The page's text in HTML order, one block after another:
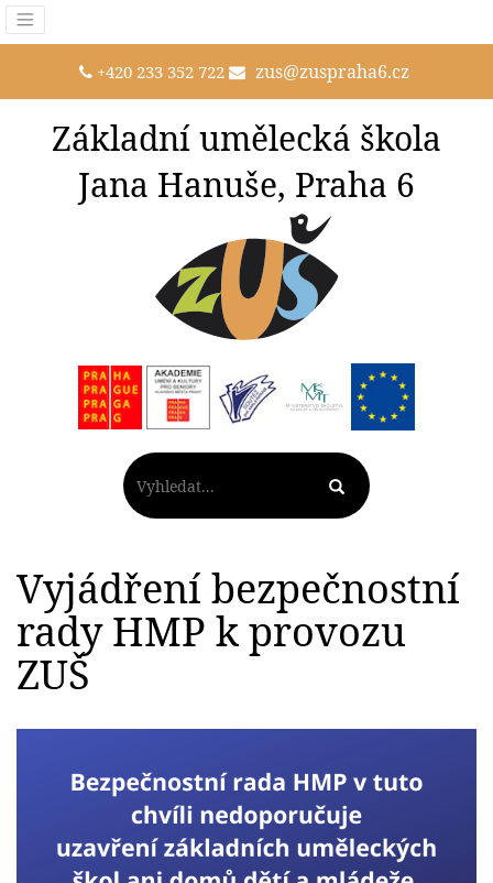
+420 233 352 722 zus@zuspraha6.cz
Základní umělecká škola
Jana Hanuše, Praha 6
Vyjádření bezpečnostní
rady HMP k provozu
ZUŠ